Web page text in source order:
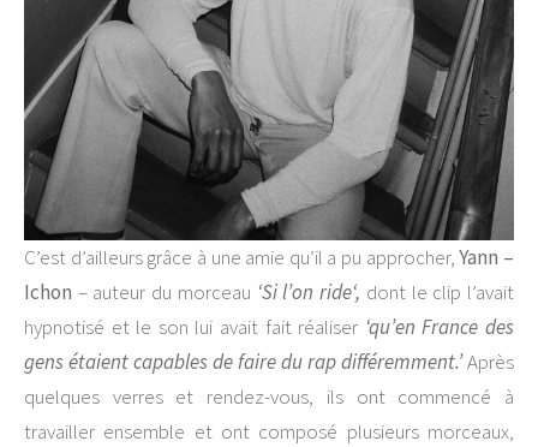
C’est d’ailleurs grâce à une amie qu’il a pu approcher,Yann –
Ichon – auteur du morceau ‘Si l’on ride‘, dont le clip l’avait
hypnotisé et le son lui avait fait réaliser ‘qu’en France des
gens étaient capables de faire du rap différemment.’Après
quelques verres et rendez-vous, ils ont commencé à
travailler ensemble et ont composé plusieurs morceaux,